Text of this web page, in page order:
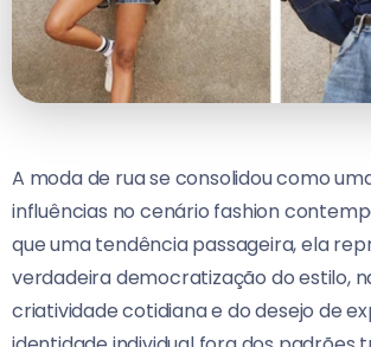
A moda de rua se consolidou como
influências no cenário fashion
que uma tendência passageira, ela
verdadeira democratização do estilo,
criatividade cotidiana e do desejo de